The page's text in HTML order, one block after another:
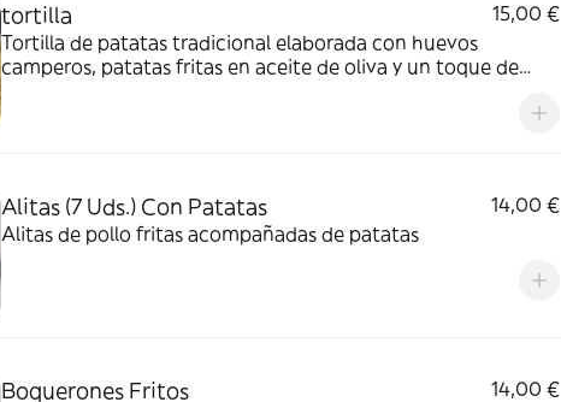
tortilla
15,00 €
Tortilla de patatas tradicional elaborada con huevos
camperos, patatas fritas en aceite de oliva y un toque de
Alitas (7 Uds.) Con Patatas
14,00 €
Alitas de pollo fritas acompañadas de patatas
Boquerones Fritos
14,00 €